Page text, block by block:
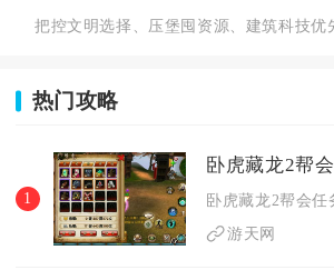
热门攻略
1
游天网